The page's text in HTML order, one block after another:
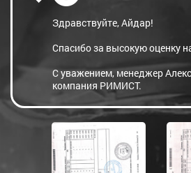
Здравствуйте, Айдар!
Спасибо за высокую оценку
С уважением, менеджер
компания РИМИСТ.